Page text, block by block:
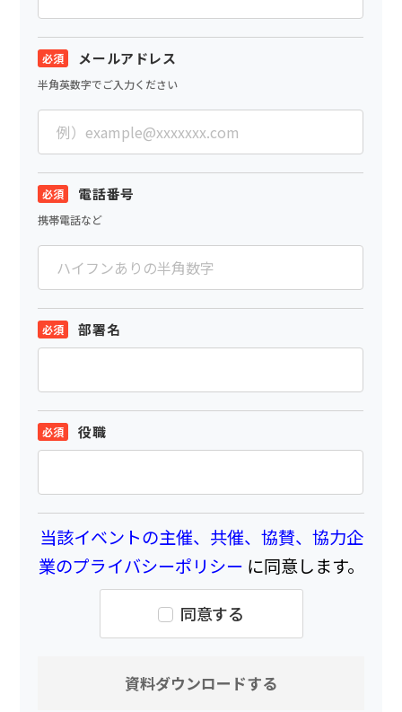
メールアドレス
半角英数字でご入力ください
電話番号
携帯電話など
部署名
役職
当該イベントの主催、共催、協賛、協力企
業のプライバシーポリシー に同意します。
同意する